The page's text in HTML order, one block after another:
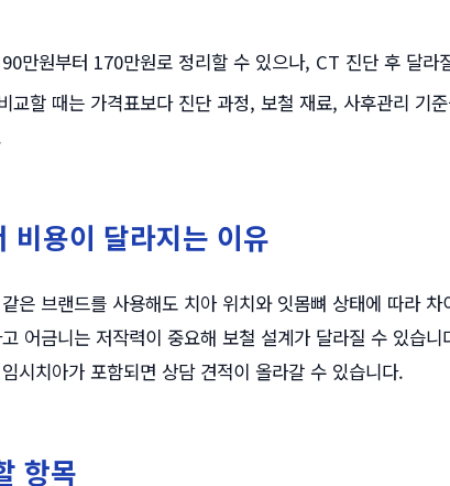
만원부터 170만원로 정리할 수 있으나, CT 진단 후 달라
교할 때는 가격표보다 진단 과정, 보철 재료, 사후관리 기
비용이 달라지는 이유
은 브랜드를 사용해도 치아 위치와 잇몸뼈 상태에 따라
어금니는 저작력이 중요해 보철 설계가 달라질 수 있습
시치아가 포함되면 상담 견적이 올라갈 수 있습니다.
항목